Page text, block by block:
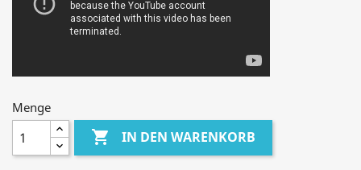
Menge
 IN DEN WARENKORB